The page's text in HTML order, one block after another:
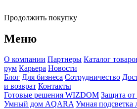
Продолжить покупку
Меню
О компании Партнеры Каталог
рум Карьера Новости
Блог Для бизнеса Сотрудничество
и возврат Контакты
Готовые решения WIZDOM Защита от
Умный дом AQARA Умная подсветка